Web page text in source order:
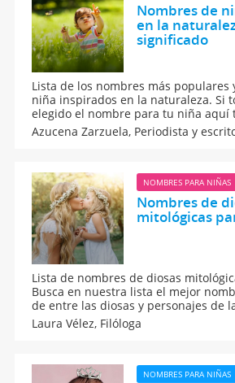
Nombres de
en la
significado
Lista de los nombres más populares
niña inspirados en la naturaleza. Si
elegido el nombre para tu niña aquí
algunas ideas para que tu hija
distinta y única en su nombre.
Azucena Zarzuela, Periodista y
NOMBRES PARA NIÑAS
Nombres de
mitológicas
Lista de nombres de diosas
Busca en nuestra lista el mejor
de entre las diosas y personajes de
Los mejores nombres de diosas
niñas. Nombres para bebés.
Laura Vélez, Filóloga
NOMBRES PARA NIÑAS